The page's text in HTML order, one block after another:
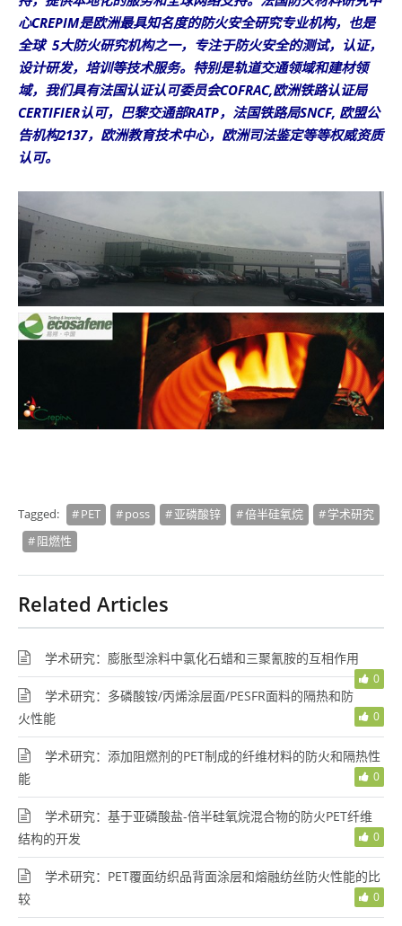
心CREPIM是欧洲最具知名度的防火安全研究专业机构，也是
全球 5大防火研究机构之一，专注于防火安全的测试，认证，
设计研发，培训等技术服务。特别是轨道交通领域和建材领
域，我们具有法国认证认可委员会COFRAC,欧洲铁路认证局
CERTIFIER认可，巴黎交通部RATP，法国铁路局SNCF, 欧盟公
告机构2137，欧洲教育技术中心，欧洲司法鉴定等等权威资质
认可。
Tagged: PET poss 亚磷酸锌 倍半硅氧烷
学术研究
阻燃性
Related Articles
学术研究：膨胀型涂料中氯化石蜡和三聚氰胺的互相作用
0
学术研究：多磷酸铵/丙烯涂层面/PESFR面料的隔热和防
火性能
0
学术研究：添加阻燃剂的PET制成的纤维材料的防火和隔热性
能
0
学术研究：基于亚磷酸盐-倍半硅氧烷混合物的防火PET纤维
结构的开发
0
学术研究：PET覆面纺织品背面涂层和熔融纺丝防火性能的比
较
0